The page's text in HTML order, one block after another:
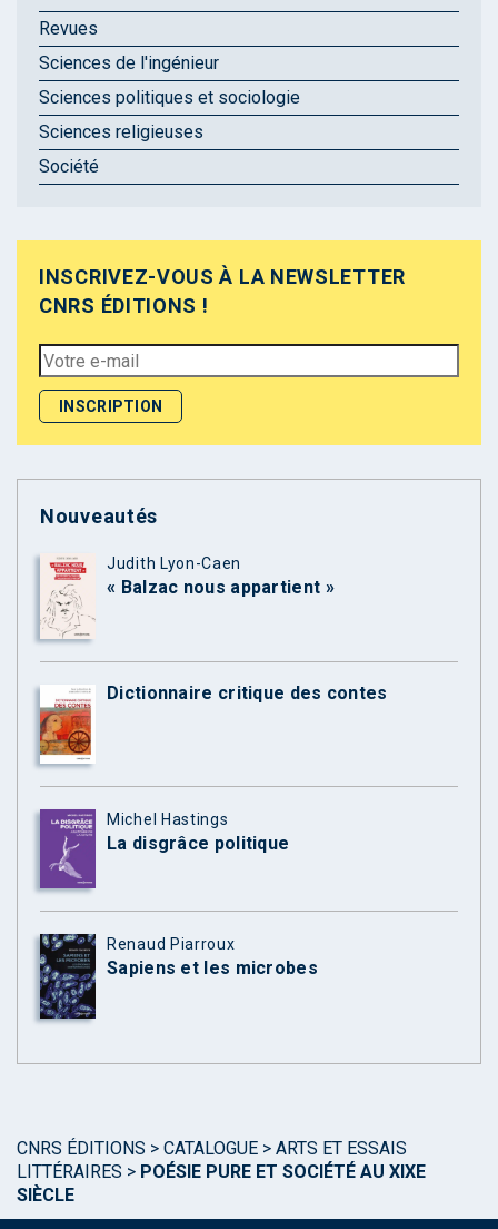
Revues
Sciences de l'ingénieur
Sciences politiques et sociologie
Sciences religieuses
Société
INSCRIVEZ-VOUS À LA NEWSLETTER
CNRS ÉDITIONS !
Nouveautés
Judith Lyon-Caen
« Balzac nous appartient »
Dictionnaire critique des contes
Michel Hastings
La disgrâce politique
Renaud Piarroux
Sapiens et les microbes
CNRS ÉDITIONS > CATALOGUE > ARTS ET ESSAIS
LITTÉRAIRES > POÉSIE PURE ET SOCIÉTÉ AU XIXE
SIÈCLE